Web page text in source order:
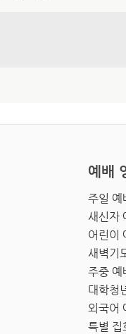
예배
주일 예
새신자
어린이
새벽기
주중 예
대학청
외국어
특별 집